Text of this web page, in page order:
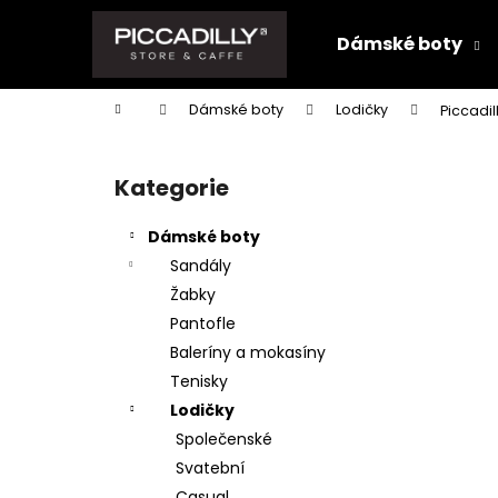
Dámské boty
Domů Dámské boty Lodičky
Přeskočit
kategorie
Kategorie
Dámské boty
Sandály
Žabky
Pantofle
Baleríny a mokasíny
Tenisky
Lodičky
Společenské
Svatební
í
do
do